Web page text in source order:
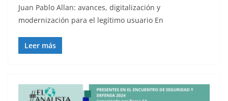
Juan Pablo Allan: avances, digitalización y
modernización para el legítimo usuario En
Leer más